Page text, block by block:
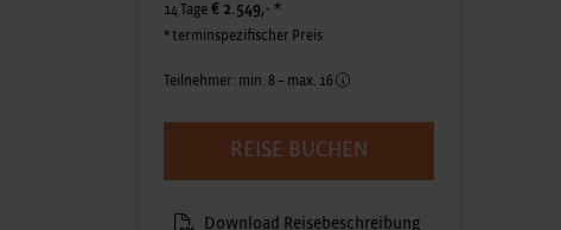
14 Tage € 2.549,- *
* terminspezifischer Preis
Teilnehmer: min. 8 – max. 16
REISE BUCHEN
Download Reisebeschreibung